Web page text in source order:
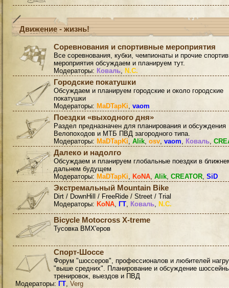
Движение - жизнь!
Соревнования и спортивные мероприятия
Все соревнования, кубки, чемпионаты и прочие
мероприятия обсуждаем и планируем тут.
Модераторы: Коваль, N.C.
Городские покатушки
Обсуждаем и планируем городские и около городские
покатушки
Модераторы: MaDTapKi, vaom
Поездки «выходного дня»
Раздел предназначен для планирования и обсуждения
Велопоходов и МТБ ПВД загородного типа.
Модераторы: MaDTapKi, Alik, osv, vaom, Коваль,
Далеко и надолго
Обсуждаем и планируем глобальные поездки в
дальнем будущем
Модераторы: MaDTapKi, KoNA, Alik, CREATOR, SiD
Экстремальный Mountain Bike
Dirt / DownHill / FreeRide / Street / Trial
Модераторы: KoNA, ГТ, Коваль, N.C.
Bicycle Motocross X-treme
Тусовка BMX'еров
Спорт-Шоссе
Форум "шоссеров", профессионалов и любителей
"выше средних". Планирование и обсуждение
тренировок, выездов и ПВД
Модераторы: ГТ, Verg